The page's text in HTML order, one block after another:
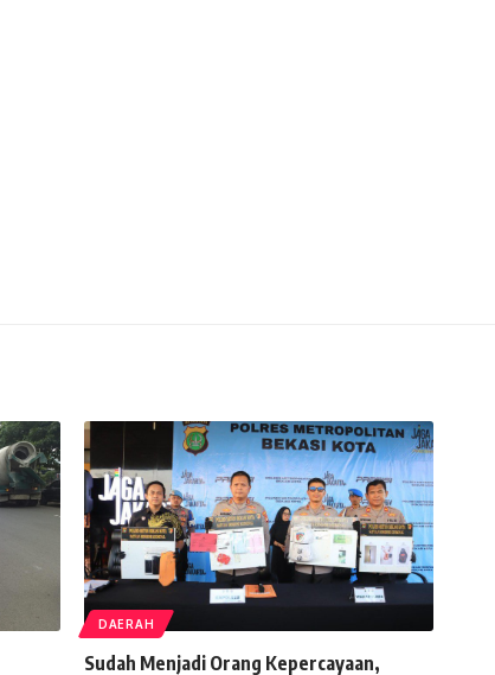
DAERAH
Sudah Menjadi Orang Kepercayaan,